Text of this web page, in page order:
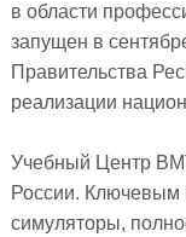
в области
запущен в
Правительства
реализации
Учебный Центр
России.
симуляторы,